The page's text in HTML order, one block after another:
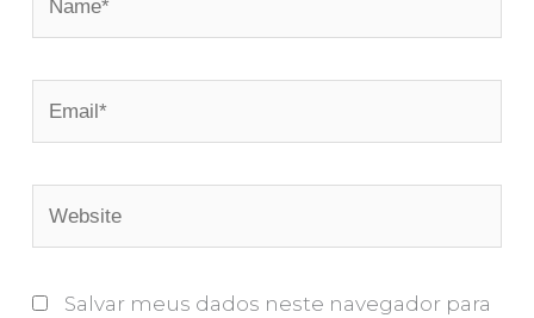
Salvar meus dados neste navegador para